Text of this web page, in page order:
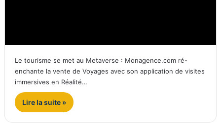
Le tourisme se met au Metaverse : Monagence.com ré-
enchante la vente de Voyages avec son application de visites
immersives en Réalité…
Lire la suite »